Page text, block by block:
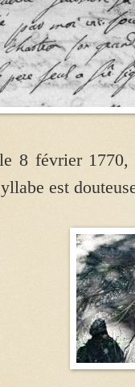
8 février
est